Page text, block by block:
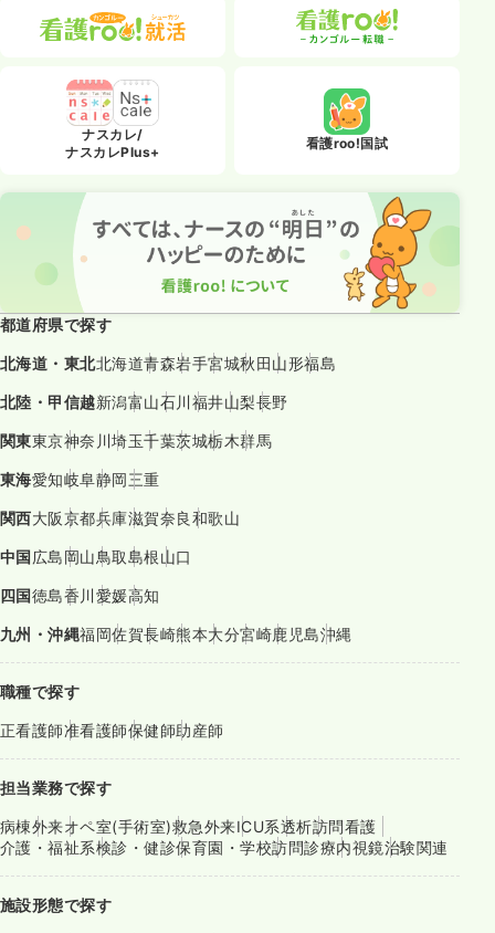
ナスカレ/
ナスカレPlus+
看護roo!国試
都道府県で探す
北海道・東北北海道青森岩手宮城秋田山形福島
北陸・甲信越新潟富山石川福井山梨長野
関東東京神奈川埼玉千葉茨城栃木群馬
東海愛知岐阜静岡三重
関西大阪京都兵庫滋賀奈良和歌山
中国広島岡山鳥取島根山口
四国徳島香川愛媛高知
九州・沖縄福岡佐賀長崎熊本大分宮崎鹿児島沖縄
職種で探す
正看護師准看護師保健師助産師
担当業務で探す
病棟外来オペ室(手術室)救急外来ICU系透析訪問看護
介護・福祉系検診・健診保育園・学校訪問診療内視鏡治験関連
施設形態で探す